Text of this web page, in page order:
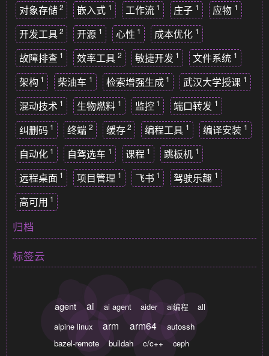
对象存储 2 嵌入式 1 工作流 1 庄子 1 应物 1
开发工具 2 开源 1 心性 1 成本优化 1
故障排查 1 效率工具 2 敏捷开发 1 文件系统 1
架构 1 柴油车 1 检索增强生成 1 武汉大学授课 1
混动技术 1 生物燃料 1 监控 1 端口转发 1
纠删码 1 终端 2 缓存 2 编程工具 1 编译安装 1
自动化 1 自驾选车 1 课程 1 跳板机 1
远程桌面 1 项目管理 1 飞书 1 驾驶乐趣 1
高可用 1
归档
标签云
agent ai ai agent aider ai编程
all
alpine linux
arm arm64
autossh
bazel-remote
buildah c/c++
ceph